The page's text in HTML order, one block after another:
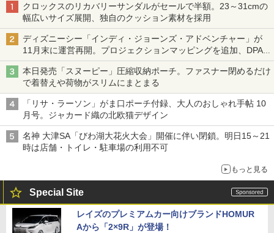
クロックスのリカバリーサンダルがセールで半額。23～31cmの
幅広いサイズ展開、独自のクッション素材を採用
ディズニーシー「インディ・ジョーンズ・アドベンチャー」が
11月末に運営再開。プロジェクションマッピングを追加、DPA
は1500円
本日発売「スヌーピー」圧縮収納ポーチ。ファスナー閉めるだけ
で着替えや荷物がスリムにまとまる
「リサ・ラーソン」がま口ポーチ付録、大人のおしゃれ手帖 10
月号。ジャカード織の北欧猫デザイン
名神 大津SA「びわ湖大花火大会」開催に伴い閉鎖。明日15～21
時は店舗・トイレ・駐車場の利用不可
もっと見る
Special Site
レイズのプレミアムカー向けブランドHOMUR
Aから「2×9R」が登場！